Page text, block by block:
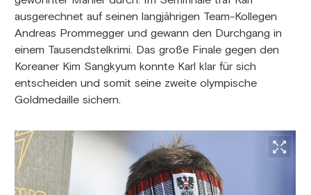
ausgerechnet auf seinen langjährigen Team-Kollegen
Andreas Prommegger und gewann den Durchgang in
einem Tausendstelkrimi. Das große Finale gegen den
Koreaner Kim Sangkyum konnte Karl klar für sich
entscheiden und somit seine zweite olympische
Goldmedaille sichern.